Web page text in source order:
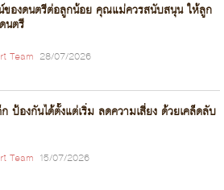
ของดนตรีต่อลูกน้อย คุณแม่ควรสนับสนุน ให้ลูก
นตรี
Team 28/07/2026
ป้องกันได้ตั้งแต่เริ่ม ลดความเสี่ยง ด้วยเคล็ดลับ
Team 15/07/2026